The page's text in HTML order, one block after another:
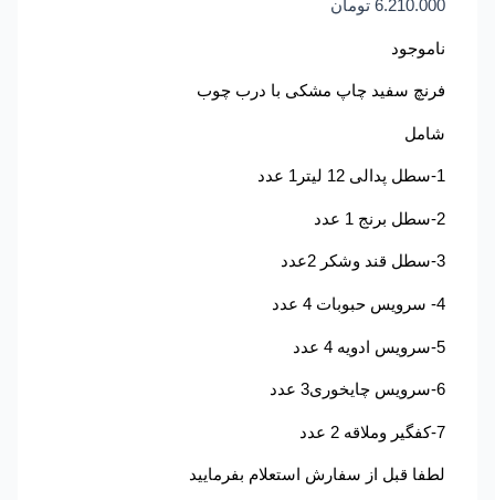
6.210.000 تومان
ناموجود
فرنچ سفید چاپ مشکی با درب چوب
لطفا قبل از سفارش استعلام بفرمایید